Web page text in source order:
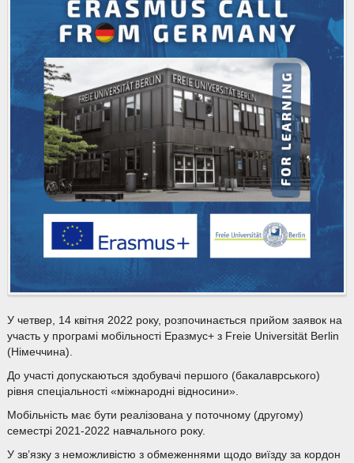
У четвер, 14 квітня 2022 року, розпочинається прийом заявок на
участь у програмі мобільності Еразмус+ з Freie Universität Berlin
(Німеччина).
До участі допускаються здобувачі першого (бакалаврського)
рівня спеціальності «міжнародні відносини».
Мобільність має бути реалізована у поточному (другому)
семестрі 2021-2022 навчального року.
У зв’язку з неможливістю з обмеженнями щодо виїзду за кордон